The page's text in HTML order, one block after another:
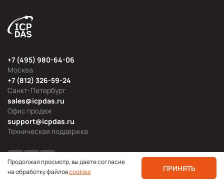
Москва
+7 (495) 980-64-06
Офис продаж
sales@icpdas.ru
Санкт-Петербург
+7 (812) 326-59-24
Техническая поддержка
support@icpdas.ru
Продолжая просмотр, вы даете согласие
на обработку файловcookies ПРИНЯТЬ